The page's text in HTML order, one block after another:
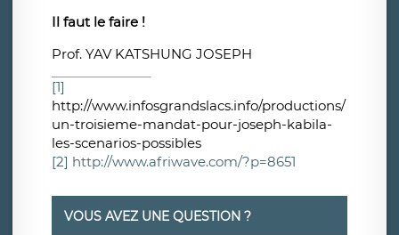
Il faut le faire !
Prof. YAV KATSHUNG JOSEPH
[1]
http://www.infosgrandslacs.info/productions/
un-troisieme-mandat-pour-joseph-kabila-
les-scenarios-possibles
[2] http://www.afriwave.com/?p=8651
VOUS AVEZ UNE QUESTION ?